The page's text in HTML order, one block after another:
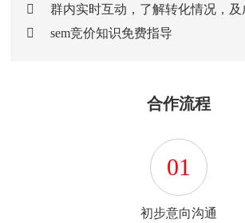
群内实时互动，了解转化情况，及
sem竞价知识免费指导
合作流程
01
初步意向沟通